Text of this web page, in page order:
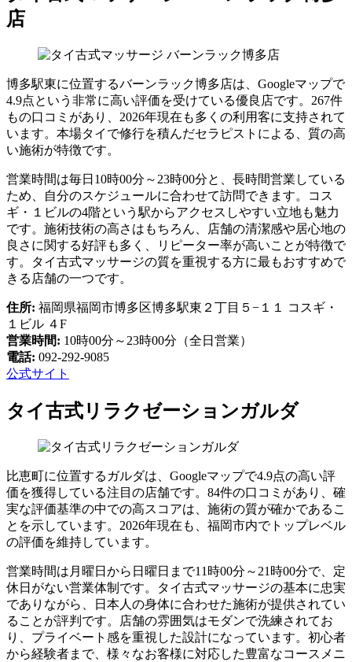
店
博多駅東に位置するバーンラック博多店は、Googleマップで
4.9点という非常に高い評価を受けている優良店です。267件
もの口コミがあり、2026年現在も多くの利用客に支持されて
います。本場タイで修行を積んだセラピストによる、質の高
い施術が特徴です。
営業時間は毎日10時00分～23時00分と、長時間営業している
ため、自分のスケジュールに合わせて訪問できます。コス
ギ・１ビルの4階という駅からアクセスしやすい立地も魅力
です。施術技術の高さはもちろん、店舗の清潔感や居心地の
良さに関する好評も多く、リピーター率が高いことが特徴で
す。タイ古式マッサージの質を重視する方に最もおすすめで
きる店舗の一つです。
住所: 福岡県福岡市博多区博多駅東２丁目５−１１ コスギ・
１ビル ４F
営業時間: 10時00分～23時00分（全日営業）
電話: 092-292-9085
公式サイト
タイ古式リラクゼーションガルダ
比恵町に位置するガルダは、Googleマップで4.9点の高い評
価を獲得している注目の店舗です。84件の口コミがあり、確
実な評価基準の中での高スコアは、施術の質が確かであるこ
とを示しています。2026年現在も、福岡市内でトップレベル
の評価を維持しています。
営業時間は月曜日から日曜日まで11時00分～21時00分で、定
休日がない営業体制です。タイ古式マッサージの基本に忠実
でありながら、日本人の身体に合わせた施術が提供されてい
ることが評判です。店舗の雰囲気はモダンで洗練されてお
り、プライベート感を重視した設計になっています。初心者
から経験者まで、様々なお客様に対応した豊富なコースメニ